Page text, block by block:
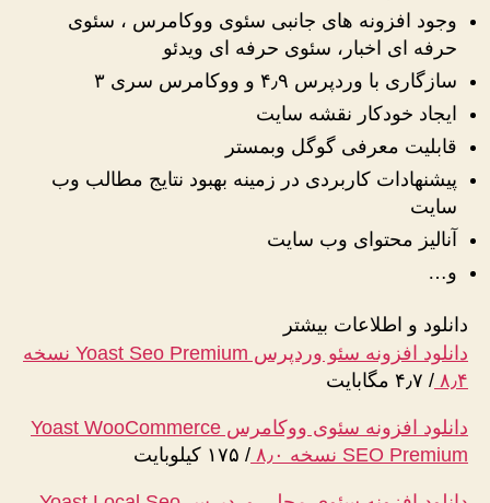
وجود افزونه های جانبی سئوی ووکامرس ، سئوی
حرفه ای اخبار، سئوی حرفه ای ویدئو
سازگاری با وردپرس ۴٫۹ و ووکامرس سری ۳
ایجاد خودکار نقشه سایت
قابلیت معرفی گوگل وبمستر
پیشنهادات کاربردی در زمینه بهبود نتایج مطالب وب
سایت
آنالیز محتوای وب سایت
و…
دانلود و اطلاعات بیشتر
دانلود افزونه سئو وردپرس Yoast Seo Premium نسخه
۸٫۴ / ۴٫۷ مگابایت
دانلود افزونه سئوی ووکامرس Yoast WooCommerce
SEO Premium نسخه ۸٫۰
/ ۱۷۵ کیلوبایت